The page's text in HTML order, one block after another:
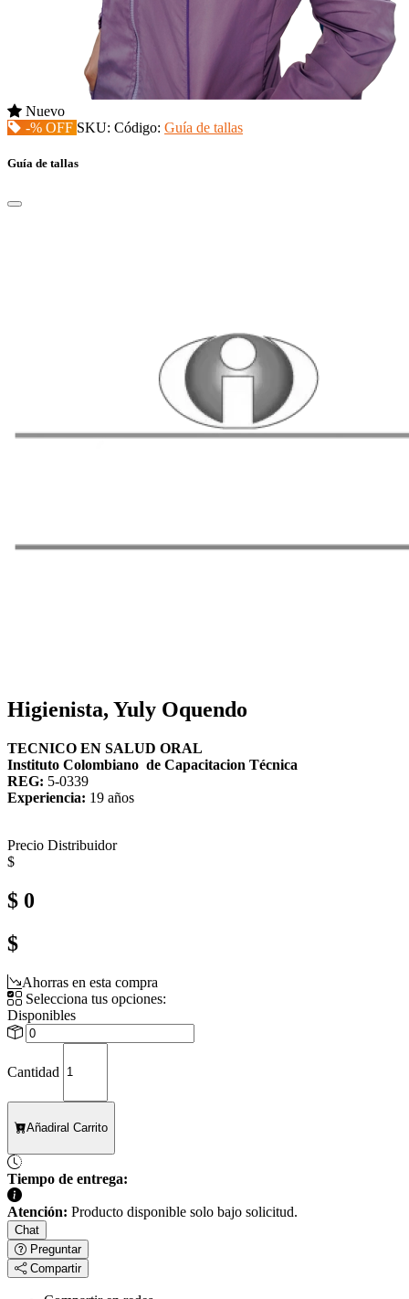
Nuevo
-% OFF SKU: Código: Guía de tallas
Guía de tallas
Higienista, Yuly Oquendo
TECNICO EN SALUD ORAL
Instituto Colombiano de Capacitacion Técnica
REG: 5-0339
Experiencia: 19 años
Precio Distribuidor
$
$ 0
$
Ahorras en esta compra
Selecciona tus opciones:
Disponibles
Cantidad
Añadiral Carrito
Tiempo de entrega:
Atención: Producto disponible solo bajo solicitud.
Chat
Preguntar
Compartir